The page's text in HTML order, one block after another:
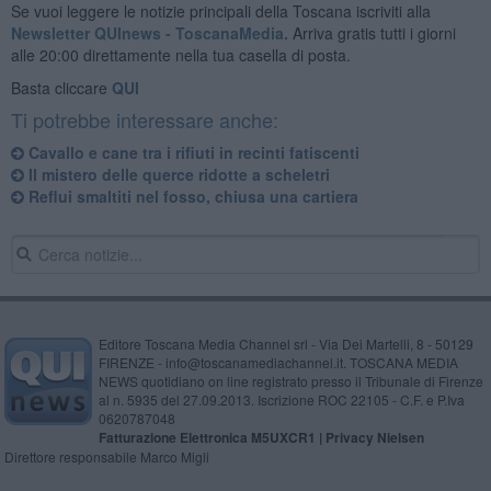
Se vuoi leggere le notizie principali della Toscana iscriviti alla
Newsletter QUInews - ToscanaMedia. Arriva gratis tutti i giorni
alle 20:00 direttamente nella tua casella di posta.
Basta cliccare QUI
Ti potrebbe interessare anche:
Cavallo e cane tra i rifiuti in recinti fatiscenti
Il mistero delle querce ridotte a scheletri
Reflui smaltiti nel fosso, chiusa una cartiera
Editore Toscana Media Channel srl - Via Dei Martelli, 8 - 50129
FIRENZE - info@toscanamediachannel.it. TOSCANA MEDIA
NEWS quotidiano on line registrato presso il Tribunale di Firenze
al n. 5935 del 27.09.2013. Iscrizione ROC 22105 - C.F. e P.Iva
0620787048
Fatturazione Elettronica M5UXCR1 | Privacy Nielsen
Direttore responsabile Marco Migli